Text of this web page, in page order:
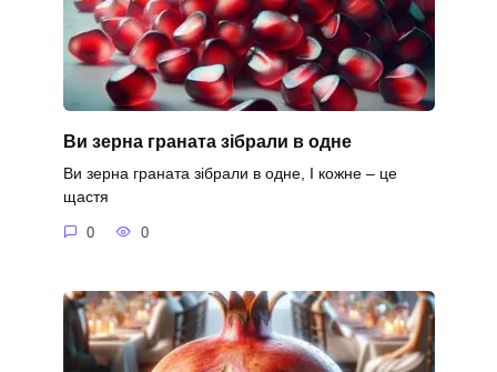
Ви зерна граната зібрали в одне
Ви зерна граната зібрали в одне, І кожне – це
щастя
0 0